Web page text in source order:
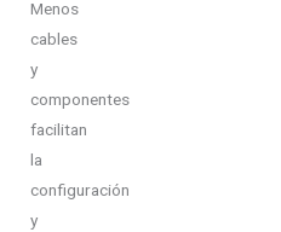
Menos
cables
y
componentes
facilitan
la
configuración
y